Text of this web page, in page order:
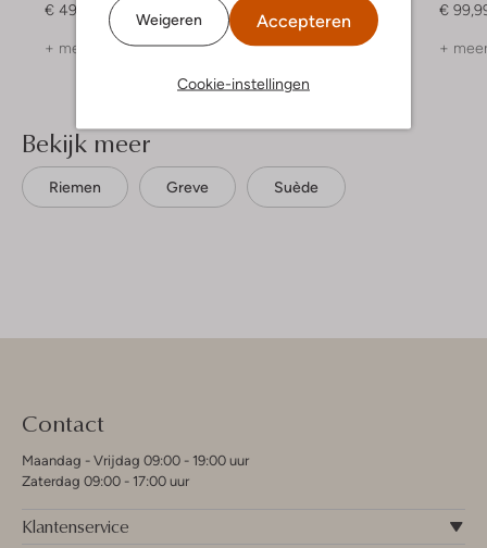
Weigeren Accepteren
Cookie-instellingen
€ 49,99
+ meer kleuren
€ 49,99
+ meer kleuren
€
+
Bekijk meer
Riemen Greve Suède
Contact
Maandag - Vrijdag 09:00 - 19:00 uur
Zaterdag 09:00 - 17:00 uur
Klantenservice